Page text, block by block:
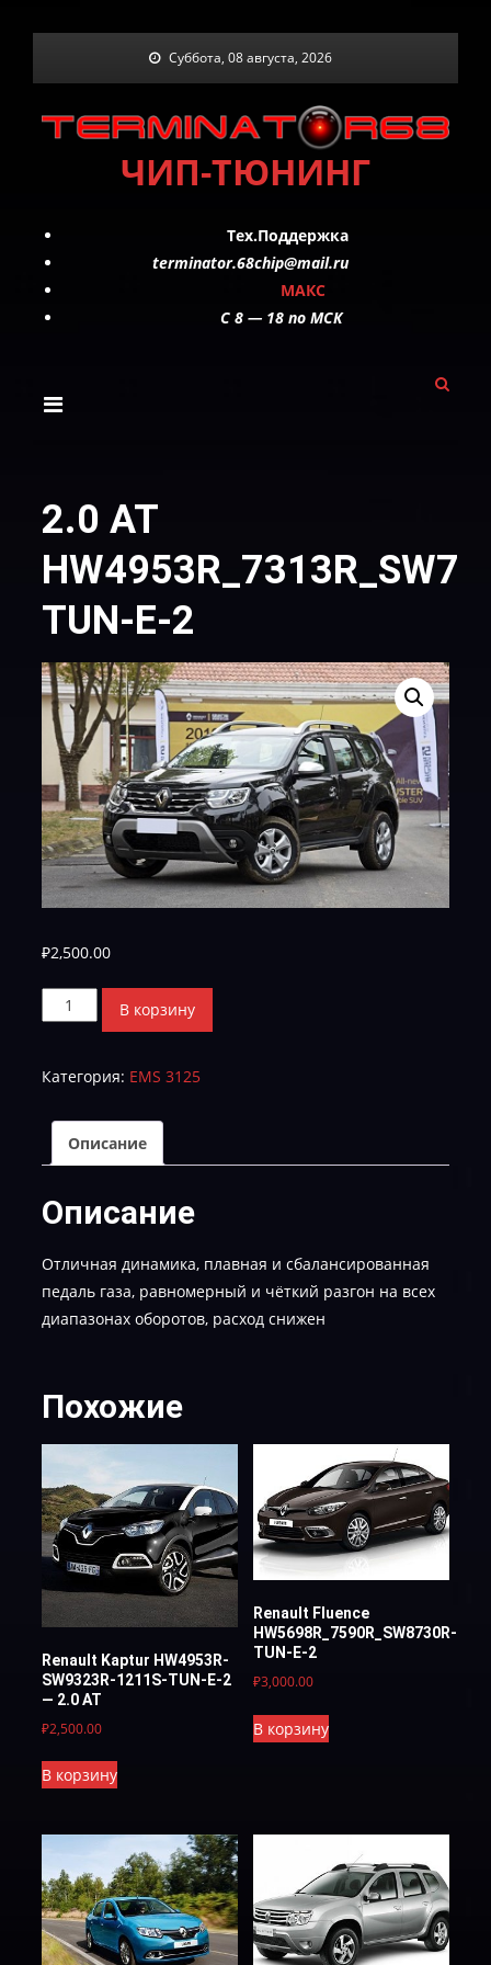
Суббота, 08 августа, 2026
ЧИП-ТЮНИНГ
Тех.Поддержка
terminator.68chip@mail.ru
МАКС
C 8 — 18 по МСК
2.0 AT
TUN-E-2
₽2,500.00
Количество
товара
AT
TUN-
E-
В корзину
Категория: EMS 3125
Описание
Описание
Отличная динамика, плавная и сбалансированная
педаль газа, равномерный и чёткий разгон на всех
диапазонах оборотов, расход снижен
Похожие
Renault Kaptur HW4953R-
SW9323R-1211S-TUN-Е-2
— 2.0 АТ
₽2,500.00
В корзину
Renault Fluence
HW5698R_7590R_SW8730R-
TUN-E-2
₽3,000.00
В корзину